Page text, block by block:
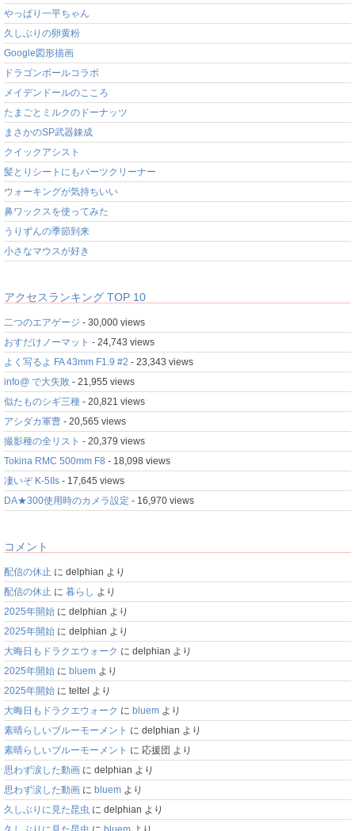
やっぱり一平ちゃん
久しぶりの卵黄粉
Google図形描画
ドラゴンボールコラボ
メイデンドールのこころ
たまごとミルクのドーナッツ
まさかのSP武器錬成
クイックアシスト
髪とりシートにもパーツクリーナー
ウォーキングが気持ちいい
鼻ワックスを使ってみた
うりずんの季節到来
小さなマウスが好き
アクセスランキング TOP 10
二つのエアゲージ - 30,000 views
おすだけノーマット - 24,743 views
よく写るよ FA 43mm F1.9 #2 - 23,343 views
info@ で大失敗 - 21,955 views
似たものシギ三種 - 20,821 views
アシダカ軍曹 - 20,565 views
撮影種の全リスト - 20,379 views
Tokina RMC 500mm F8 - 18,098 views
凄いぞ K-5IIs - 17,645 views
DA★300使用時のカメラ設定 - 16,970 views
コメント
配信の休止 に delphian より
配信の休止 に 暮らし より
2025年開始 に delphian より
2025年開始 に delphian より
大晦日もドラクエウォーク に delphian より
2025年開始 に bluem より
2025年開始 に teltel より
大晦日もドラクエウォーク に bluem より
素晴らしいブルーモーメント に delphian より
素晴らしいブルーモーメント に 応援団 より
思わず涙した動画 に delphian より
思わず涙した動画 に bluem より
久しぶりに見た昆虫 に delphian より